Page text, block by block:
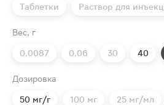
Таблетки Раствор для
Вес, г
0.0087 0.06 30 40
Дозировка
50 мг/г 100 мг 25 мг/мл